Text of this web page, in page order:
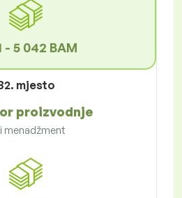
- 5 042 BAM
mjesto
proizvodnje
menadžment